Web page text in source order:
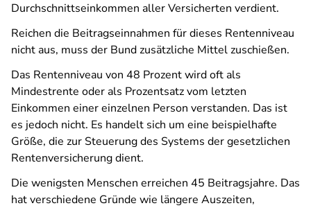
Durchschnittseinkommen aller Versicherten verdient.
Reichen die Beitragseinnahmen für dieses Rentenniveau
nicht aus, muss der Bund zusätzliche Mittel zuschießen.
Das Rentenniveau von 48 Prozent wird oft als
Mindestrente oder als Prozentsatz vom letzten
Einkommen einer einzelnen Person verstanden. Das ist
es jedoch nicht. Es handelt sich um eine beispielhafte
Größe, die zur Steuerung des Systems der gesetzlichen
Rentenversicherung dient.
Die wenigsten Menschen erreichen 45 Beitragsjahre. Das
hat verschiedene Gründe wie längere Auszeiten,